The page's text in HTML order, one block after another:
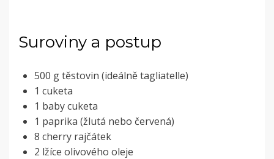
Suroviny a postup
500 g těstovin (ideálně tagliatelle)
1 cuketa
1 baby cuketa
1 paprika (žlutá nebo červená)
8 cherry rajčátek
2 lžíce olivového oleje